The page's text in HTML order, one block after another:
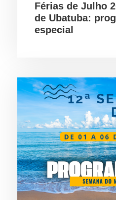
Férias de Julho
de Ubatuba:
especial